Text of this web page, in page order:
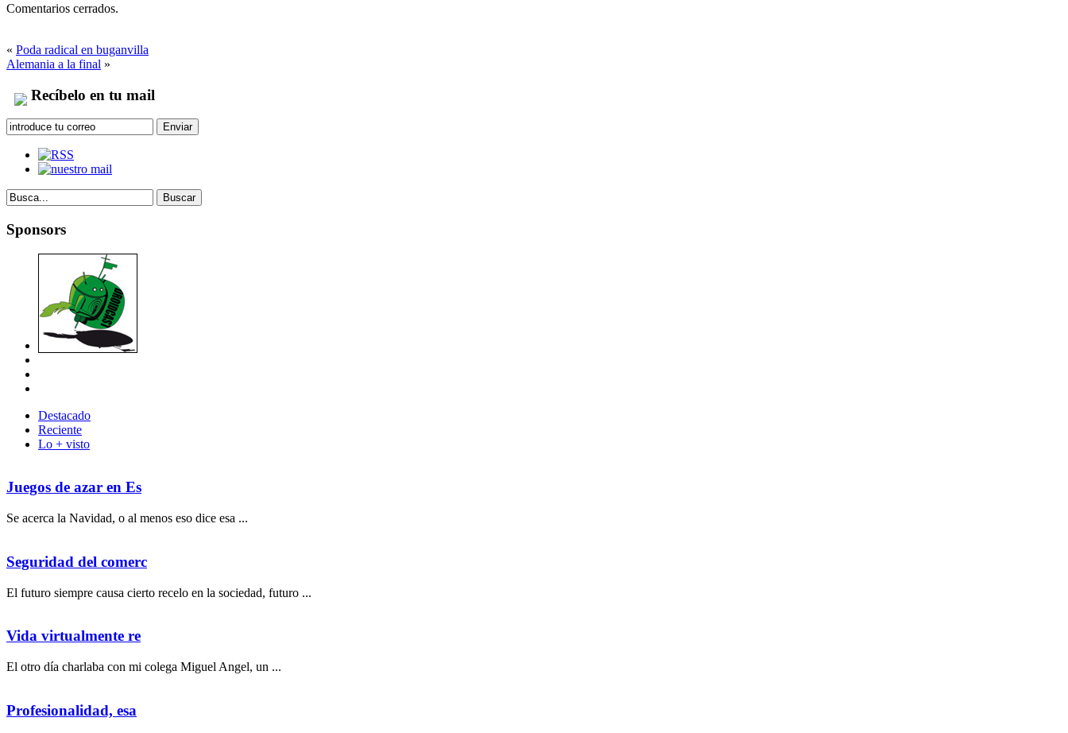
Comentarios cerrados.
« Poda radical en buganvilla
Alemania a la final »
Recíbelo en tu mail
Sponsors
Destacado
Reciente
Lo + visto
Juegos de azar en Es
Se acerca la Navidad, o al menos eso dice esa ...
Seguridad del comerc
El futuro siempre causa cierto recelo en la sociedad, futuro ...
Vida virtualmente re
El otro día charlaba con mi colega Miguel Angel, un ...
Profesionalidad, esa